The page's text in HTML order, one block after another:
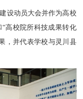
设动员大会并作为高校
高校院所科技成果转化
，并代表学校与灵川县